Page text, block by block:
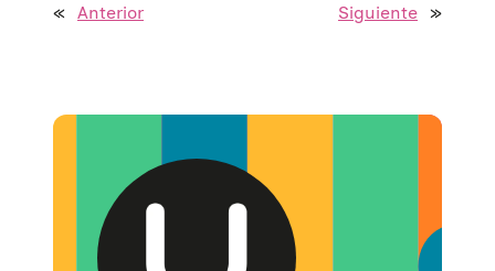
Quiénes somos
Áreas de acción
« Anterior Siguiente »